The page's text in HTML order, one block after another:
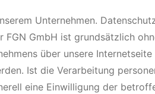
Unternehmen.
FGN GmbH ist grundsätzlich
über unsere
Ist die Verarbeitung
eine Einwilligung der